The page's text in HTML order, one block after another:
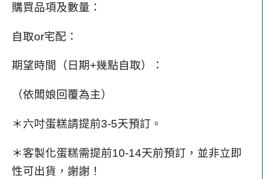
購買品項及數量：
自取or宅配：
期望時間（日期+幾點自取）：
（依闆娘回覆為主）
＊六吋蛋糕請提前3-5天預訂。
＊客製化蛋糕需提前10-14天前預訂，並非立即
性可出貨，謝謝！